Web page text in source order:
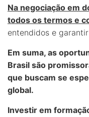
Na negociação em
todos os termos e
entendidos e
Em suma, as
Brasil são
que buscam se
global.
Investir em